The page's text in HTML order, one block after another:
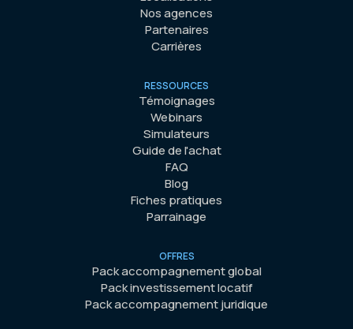
Nos agences
Partenaires
Carrières
RESSOURCES
Témoignages
Webinars
Simulateurs
Guide de l'achat
FAQ
Blog
Fiches pratiques
Parrainage
OFFRES
Pack accompagnement global
Pack investissement locatif
Pack accompagnement juridique